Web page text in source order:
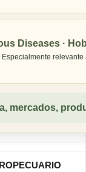
Diseases ·
mercados,